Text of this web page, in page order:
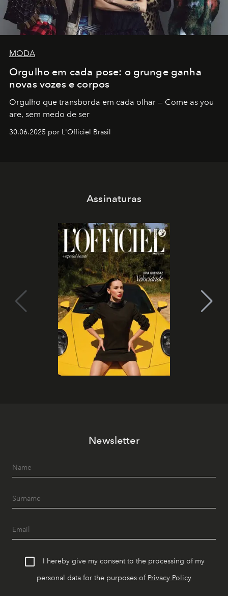
MODA
Orgulho em cada pose: o grunge ganha
novas vozes e corpos
Orgulho que transborda em cada olhar — Come as you
are, sem medo de ser
30.06.2025 por L'Officiel Brasil
Assinaturas
Newsletter
I hereby give my consent to the processing of my
personal data for the purposes of Privacy Policy